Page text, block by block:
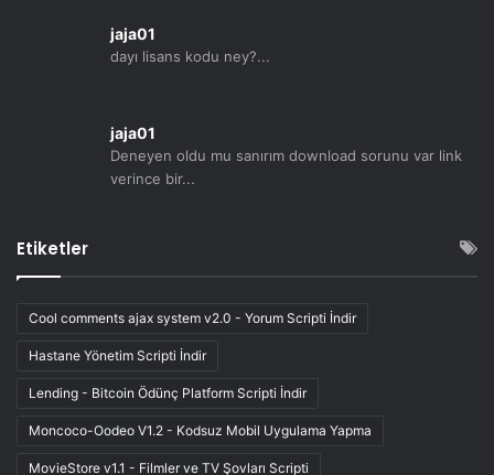
jaja01
dayı lisans kodu ney?...
jaja01
Deneyen oldu mu sanırım download sorunu var link
verince bir...
Etiketler
Cool comments ajax system v2.0 - Yorum Scripti İndir
Hastane Yönetim Scripti İndir
Lending - Bitcoin Ödünç Platform Scripti İndir
Moncoco-Oodeo V1.2 - Kodsuz Mobil Uygulama Yapma
MovieStore v1.1 - Filmler ve TV Şovları Scripti